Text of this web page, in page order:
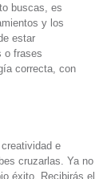
buscas, es
y los
estar
o frases
correcta, con
e
cruzarlas. Ya no
éxito. Recibirás el